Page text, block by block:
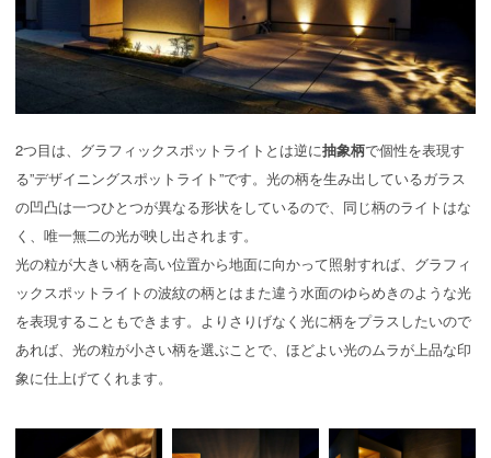
2つ目は、グラフィックスポットライトとは逆に抽象柄で個性を表現す
る”デザイニングスポットライト”です。光の柄を生み出しているガラス
の凹凸は一つひとつが異なる形状をしているので、同じ柄のライトはな
く、唯一無二の光が映し出されます。
光の粒が大きい柄を高い位置から地面に向かって照射すれば、グラフィ
ックスポットライトの波紋の柄とはまた違う水面のゆらめきのような光
を表現することもできます。よりさりげなく光に柄をプラスしたいので
あれば、光の粒が小さい柄を選ぶことで、ほどよい光のムラが上品な印
象に仕上げてくれます。